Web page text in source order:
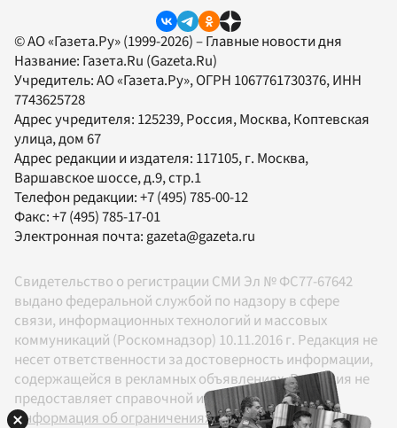
© АО «Газета.Ру» (1999-2026) – Главные новости дня
Название: Газета.Ru (Gazeta.Ru)
Учредитель:АО «Газета.Ру», ОГРН 1067761730376, ИНН
7743625728
Адрес учредителя: 125239, Россия, Москва, Коптевская
улица, дом 67
Адрес редакции и издателя: 117105, г. Москва,
Варшавское шоссе, д.9, стр.1
Телефон редакции:+7 (495) 785-00-12
Факс:+7 (495) 785-17-01
Электронная почта:gazeta@gazeta.ru
Свидетельство о регистрации СМИ Эл № ФС77-67642
выдано федеральной службой по надзору в сфере
связи, информационных технологий и массовых
коммуникаций (Роскомнадзор) 10.11.2016 г. Редакция не
несет ответственности за достоверность информации,
содержащейся в рекламных объявлениях. Редакция не
предоставляет справочной информации.
Информация об ограничениях